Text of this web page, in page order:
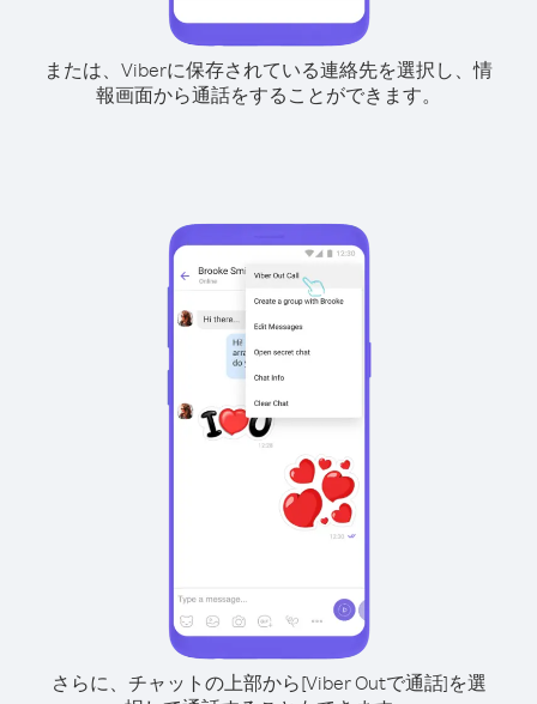
または、Viberに保存されている連絡先を選択し、情
報画面から通話をすることができます。
さらに、チャットの上部から[Viber Outで通話]を選